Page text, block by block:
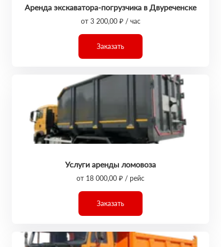
Аренда экскаватора-погрузчика в Двуреченске
от 3 200,00 ₽ / час
Заказать
Услуги аренды ломовоза
от 18 000,00 ₽ / рейс
Заказать